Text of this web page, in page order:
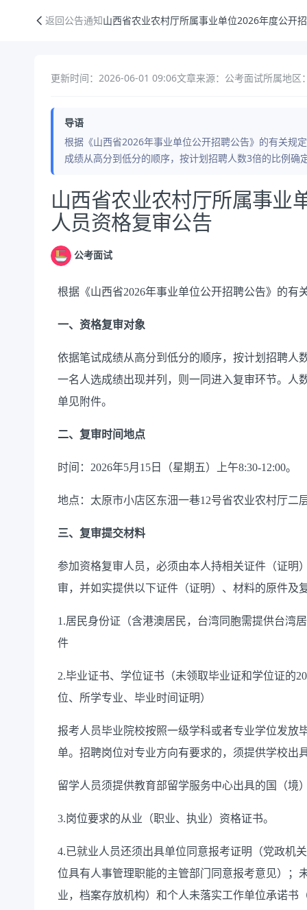
返回公告通知山西省农业农村厅所属事业单位2026年度公开
更新时间：2026-06-01 09:06文章来源：公考面试所属地区
导语
根据《山西省2026年事业单位公开招聘公告》的有关规
成绩从高分到低分的顺序，按计划招聘人数3倍的比例
公告正文
山西省农业农村厅所属事业
人员资格复审公告
公考面试
根据《山西省2026年事业单位公开招聘公告》的有
一、资格复审对象
依据笔试成绩从高分到低分的顺序，按计划招聘人
一名人选成绩出现并列，则一同进入复审环节。人
单见附件。
二、复审时间地点
时间：2026年5月15日（星期五）上午8:30-12:00。
地点：太原市小店区东沺一巷12号省农业农村厅二
三、复审提交材料
参加资格复审人员，必须由本人持相关证件（证明
审，并如实提供以下证件（证明）、材料的原件及
1.居民身份证（含港澳居民，台湾同胞需提供台湾
件
2.毕业证书、学位证书（未领取毕业证和学位证的
位、所学专业、毕业时间证明）
报考人员毕业院校按照一级学科或者专业学位发放
单。招聘岗位对专业方向有要求的，须提供学校出
留学人员须提供教育部留学服务中心出具的国（境
3.岗位要求的从业（职业、执业）资格证书。
4.已就业人员还须出具单位同意报考证明（党政机
位具有人事管理职能的主管部门同意报考意见）；
业，档案存放机构）和个人未落实工作单位承诺书